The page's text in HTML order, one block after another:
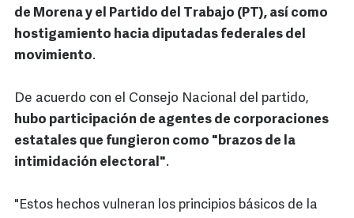
de Morena y el Partido del Trabajo (PT), así como
hostigamiento hacia diputadas federales del
movimiento.
De acuerdo con el Consejo Nacional del partido,
hubo participación de agentes de corporaciones
estatales que fungieron como "brazos de la
intimidación electoral".
"Estos hechos vulneran los principios básicos de la